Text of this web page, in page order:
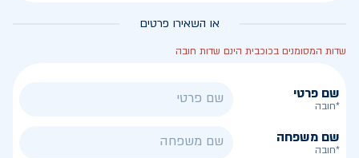
או השאירו פרטים
שדות המסומנים בכוכבית הינם שדות חובה
שם פרטי
*חובה
שם משפחה
*חובה